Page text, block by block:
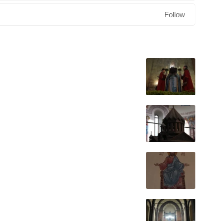
Follow